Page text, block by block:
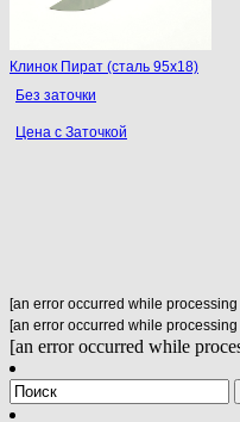
Клинок Пират (сталь 95х18)
Без заточки
Цена с Заточкой
[an error occurred while
[an error occurred while
[an error occurred while